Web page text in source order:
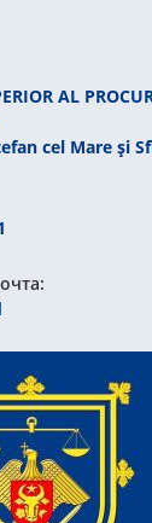
AL
cel Mare şi